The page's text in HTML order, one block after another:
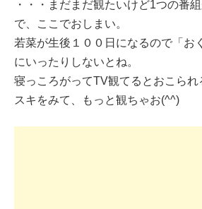
・・・まだまだ観たいけど1つの番
で、ここでおしまい。
若菜が生後１００日になるので「お
にいったりしないとね。
寝っころがってTV観てるとおこられ
スキをみて、もっと観ちゃお(^^)